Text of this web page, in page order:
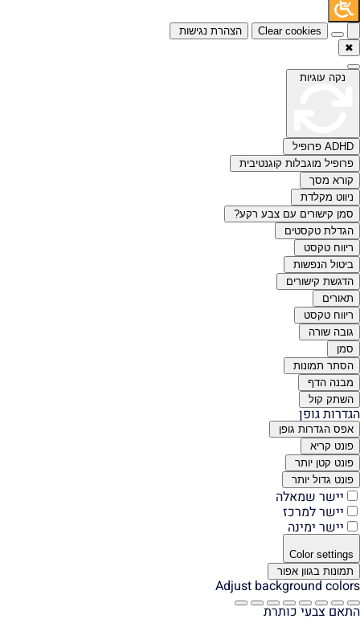
Clear cookies
הצהרת נגישות
✖
נקה עוגיות
ADHD פרופיל
פרופיל מוגבלות קוגנטיבית
קורא מסך
ניווט מקלדת
סמן קישורים עם צבע רקע?
הגדלת טקסטים
ריווח טקסט
ביטול הנפשות
הדגשת קישורים
תאורים
ריווח טקסט
גובה שורה
סמן
הסתר תמונות
מבנה הדף
השתק קול
הגדרות גופן
אפס הגדרות גופן
פונט קריא
פונט קטן יותר
פונט גדול יותר
יישר שמאלה
יישר למרכז
יישר ימינה
Color settings
תמונות בגוון אפור
Adjust background colors
התאם צבעי כותרת